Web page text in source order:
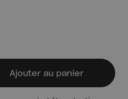
Ajouter au panier